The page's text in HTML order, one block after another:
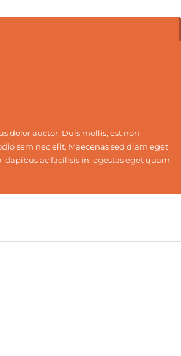
dolor auctor. Duis mollis, est non
sem nec elit. Maecenas sed diam eget
ac facilisis in, egestas eget quam.